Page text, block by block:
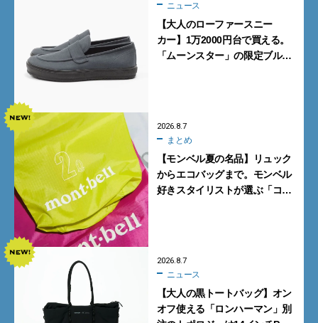
ニュース
【大人のローファースニー
カー】1万2000円台で買える。
「ムーンスター」の限定ブルー
2026.8.7
まとめ
【モンベル夏の名品】リュック
からエコバッグまで。モンベル
好きスタイリストが選ぶ「コス
2026.8.7
ニュース
【大人の黒トートバッグ】オン
オフ使える「ロンハーマン」別